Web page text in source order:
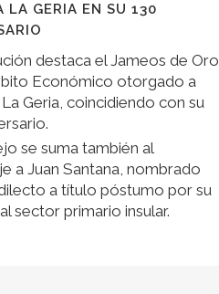
LA GERIA EN SU 130
destaca el Jameos de Oro
Económico otorgado a
Geria, coincidiendo con su
se suma también al
a Juan Santana, nombrado
a título póstumo por su
sector primario insular.